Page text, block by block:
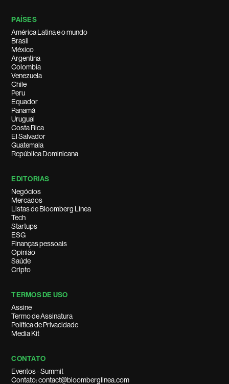
PAÍSES
América Latina e o mundo
Brasil
México
Argentina
Colombia
Venezuela
Chile
Peru
Equador
Panamá
Uruguai
Costa Rica
El Salvador
Guatemala
República Dominicana
EDITORIAS
Negócios
Mercados
Listas de Bloomberg Línea
Tech
Startups
ESG
Finanças pessoais
Opinião
Saúde
Cripto
TERMOS DE USO
Assine
Termo de Assinatura
Política de Privacidade
Media Kit
CONTATO
Eventos - Summit
Contato: contact@bloomberglinea.com